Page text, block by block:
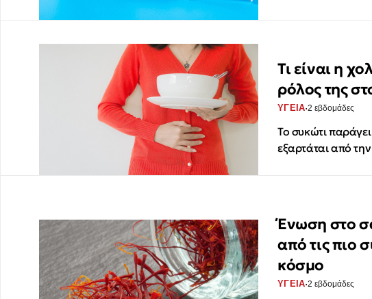
Τι είναι η
ρόλος της
ΥΓΕΙΑ·2 εβδομάδες
Το συκώτι
εξαρτάται από
Ένωση στο
από τις πιο
κόσμο
ΥΓΕΙΑ·2 εβδομάδες